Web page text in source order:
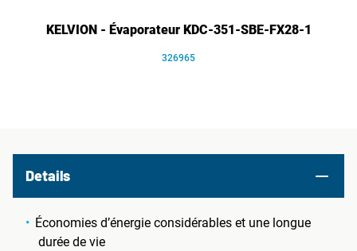
KELVION - Évaporateur KDC-351-SBE-FX28-1
326965
Details
Économies d’énergie considérables et une longue
durée de vie